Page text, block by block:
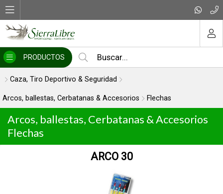
PRODUCTOS
Caza, Tiro Deportivo & Seguridad
Arcos, ballestas, Cerbatanas & Accesorios Flechas
Arcos, ballestas, Cerbatanas & Accesorios
Flechas
ARCO 30